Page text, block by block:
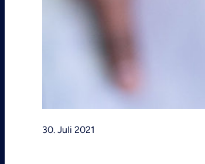
30. Juli 2021